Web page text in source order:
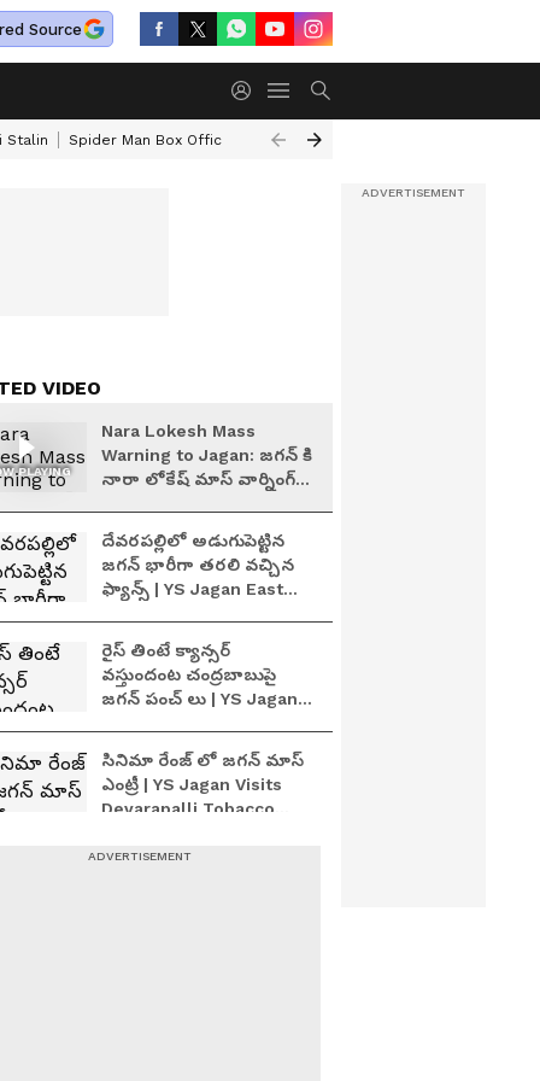
Source
Stalin Spider Man Box Office Collections
VIDEO
PLAYING
Nara Lokesh Mass
Warning to Jagan: జగన్ కి
నారా లోకేష్ మాస్ వార్నింగ్ |
దేవరపల్లిలో అడుగుపెట్టిన
జగన్ భారీగా తరలి వచ్చిన
ఫ్యాన్స్ | YS Jagan East
Devarapalli
రైస్ తింటే క్యాన్సర్
వస్తుందంట చంద్రబాబుపై
జగన్ పంచ్ లు | YS Jagan
Devarapalli
సినిమా రేంజ్ లో జగన్‌ మాస్
ఎంట్రీ | YS Jagan Visits
Devarapalli Tobacco